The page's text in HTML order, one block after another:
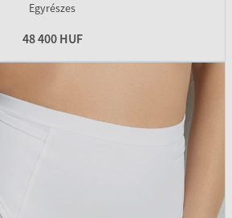
Egyrészes
48 400 HUF